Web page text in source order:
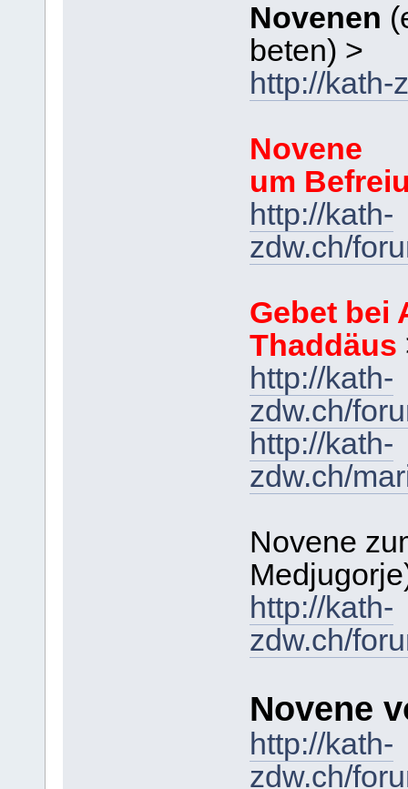
Novenen
beten) >
http://kath-
Novene
um
http://kath-
zdw.ch/
Gebet bei
Thaddäus
http://kath-
zdw.ch/
http://kath-
zdw.ch/
Novene
http://kath-
zdw.ch/
Novene
http://kath-
zdw.ch/